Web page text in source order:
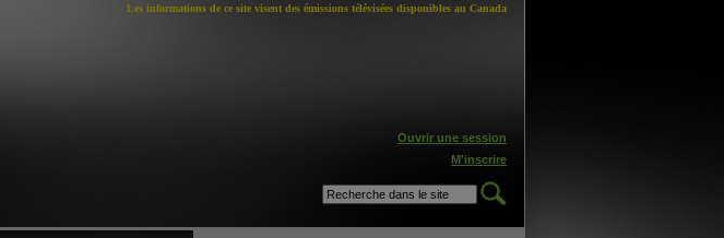
Les informations de ce site visent des émissions télévisées disponibles au Canada
Ouvrir une session
M'inscrire